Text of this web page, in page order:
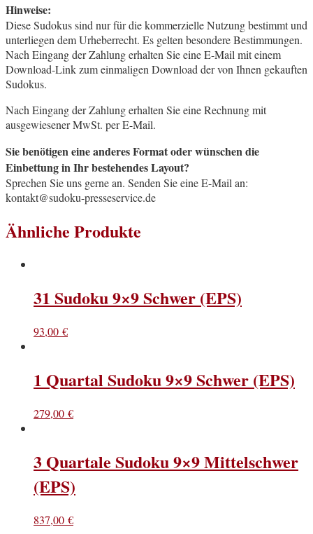
Hinweise:
Diese Sudokus sind nur für die kommerzielle Nutzung bestimmt und
unterliegen dem Urheberrecht. Es gelten besondere Bestimmungen.
Nach Eingang der Zahlung erhalten Sie eine E-Mail mit einem
Download-Link zum einmaligen Download der von Ihnen gekauften
Sudokus.
Nach Eingang der Zahlung erhalten Sie eine Rechnung mit
ausgewiesener MwSt. per E-Mail.
Sie benötigen eine anderes Format oder wünschen die
Einbettung in Ihr bestehendes Layout?
Sprechen Sie uns gerne an. Senden Sie eine E-Mail an:
kontakt@sudoku-presseservice.de
Ähnliche Produkte
31 Sudoku 9×9 Schwer (EPS)
93,00 €
1 Quartal Sudoku 9×9 Schwer (EPS)
279,00 €
3 Quartale Sudoku 9×9 Mittelschwer
(EPS)
837,00 €